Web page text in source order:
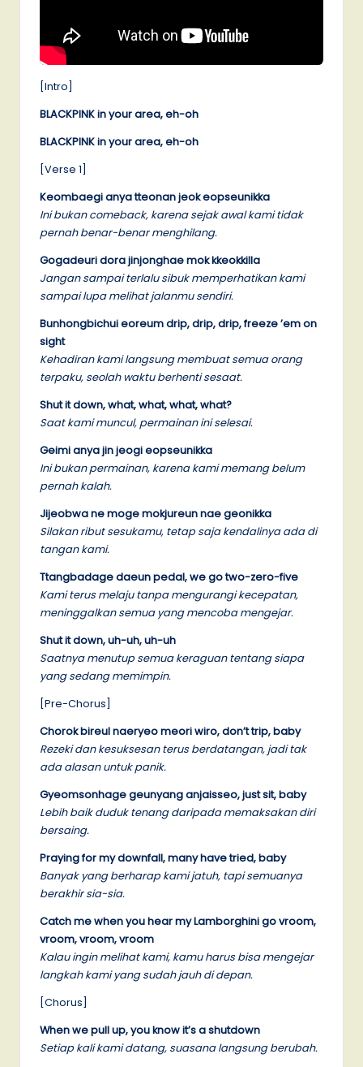
[Intro]
BLACKPINK in your area, eh-oh
BLACKPINK in your area, eh-oh
[Verse 1]
Keombaegi anya tteonan jeok eopseunikka
Ini bukan comeback, karena sejak awal kami tidak
pernah benar-benar menghilang.
Gogadeuri dora jinjonghae mok kkeokkilla
Jangan sampai terlalu sibuk memperhatikan kami
sampai lupa melihat jalanmu sendiri.
Bunhongbichui eoreum drip, drip, drip, freeze ’em on
sight
Kehadiran kami langsung membuat semua orang
terpaku, seolah waktu berhenti sesaat.
Shut it down, what, what, what, what?
Saat kami muncul, permainan ini selesai.
Geimi anya jin jeogi eopseunikka
Ini bukan permainan, karena kami memang belum
pernah kalah.
Jijeobwa ne moge mokjureun nae geonikka
Silakan ribut sesukamu, tetap saja kendalinya ada di
tangan kami.
Ttangbadage daeun pedal, we go two-zero-five
Kami terus melaju tanpa mengurangi kecepatan,
meninggalkan semua yang mencoba mengejar.
Shut it down, uh-uh, uh-uh
Saatnya menutup semua keraguan tentang siapa
yang sedang memimpin.
[Pre-Chorus]
Chorok bireul naeryeo meori wiro, don’t trip, baby
Rezeki dan kesuksesan terus berdatangan, jadi tak
ada alasan untuk panik.
Gyeomsonhage geunyang anjaisseo, just sit, baby
Lebih baik duduk tenang daripada memaksakan diri
bersaing.
Praying for my downfall, many have tried, baby
Banyak yang berharap kami jatuh, tapi semuanya
berakhir sia-sia.
Catch me when you hear my Lamborghini go vroom,
vroom, vroom, vroom
Kalau ingin melihat kami, kamu harus bisa mengejar
langkah kami yang sudah jauh di depan.
[Chorus]
When we pull up, you know it’s a shutdown
Setiap kali kami datang, suasana langsung berubah.